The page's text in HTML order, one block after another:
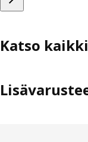
Katso kaikki